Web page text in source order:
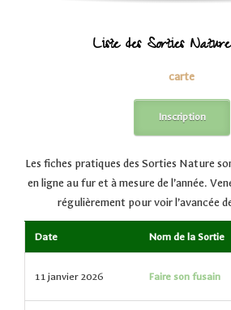
Liste des Sorties
carte
Inscription
Les fiches pratiques des Sorties Nature
en ligne au fur et à mesure de l’année.
régulièrement pour voir l’avancée
Date Nom de la Sortie
11 janvier 2026 Faire son fusain